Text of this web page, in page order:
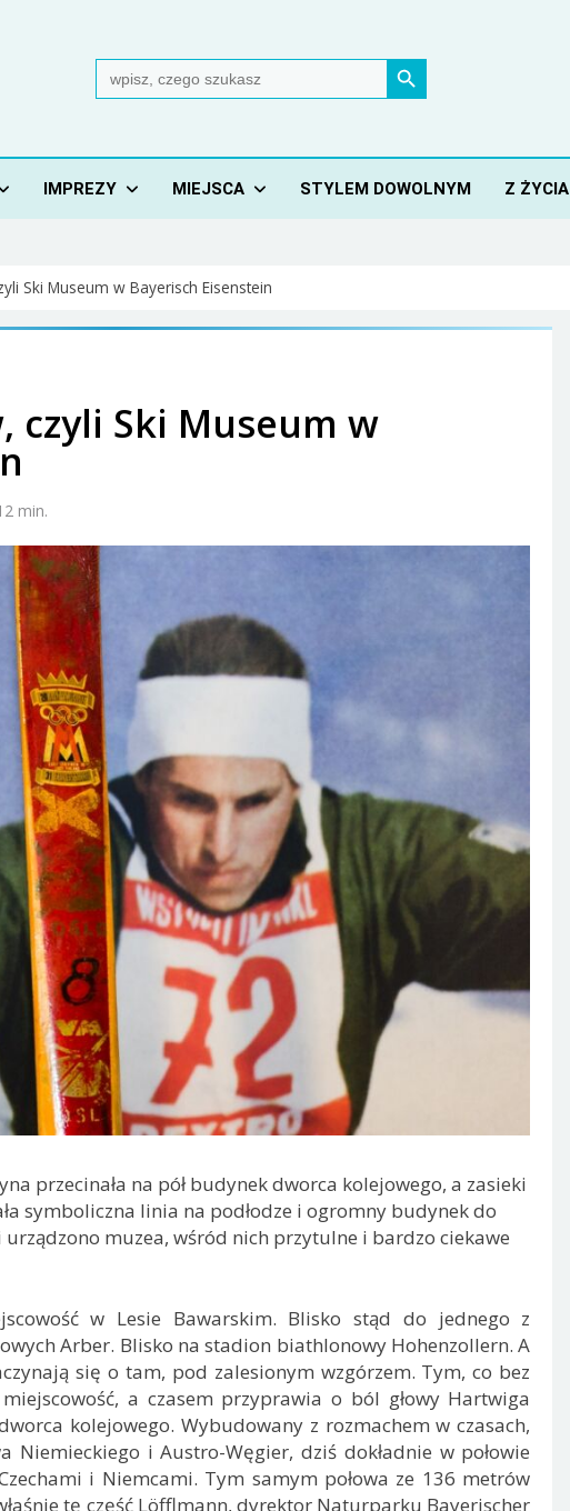
Search
for:
Search Button
IMPREZY MIEJSCA STYLEM DOWOLNYM Z ŻYCIA
Ski Museum w Bayerisch Eisenstein
czyli Ski Museum w
min.
przecinała na pół budynek dworca kolejowego, a zasieki
symboliczna linia na podłodze i ogromny budynek do
muzea, wśród nich przytulne i bardzo ciekawe
w Lesie Bawarskim. Blisko stąd do jednego z
Arber. Blisko na stadion biathlonowy Hohenzollern. A
się o tam, pod zalesionym wzgórzem. Tym, co bez
a czasem przyprawia o ból głowy Hartwiga
kolejowego. Wybudowany z rozmachem w czasach,
Niemieckiego i Austro-Węgier, dziś dokładnie w połowie
i Niemcami. Tym samym połowa ze 136 metrów
tę część Löfflmann, dyrektor Naturparku Bayerischer